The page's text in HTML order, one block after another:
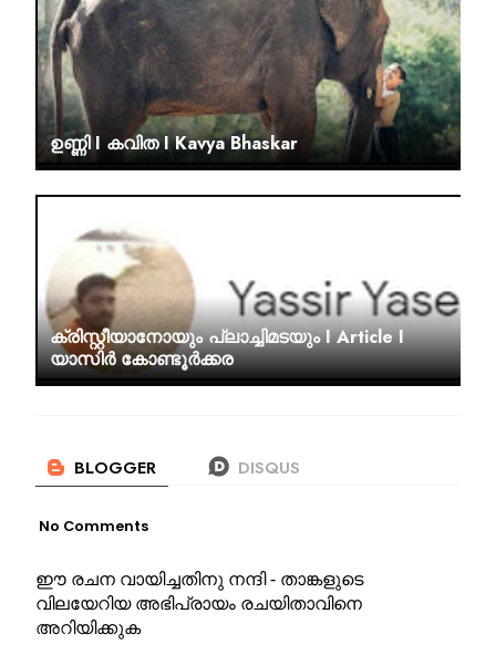
ഉണ്ണി I കവിത I Kavya Bhaskar
ക്രിസ്റ്റീയാനോയും പ്ലാച്ചിമടയും I Article I
യാസിർ കോണ്ടൂർക്കര
No Comments
ഈ രചന വായിച്ചതിനു നന്ദി - താങ്കളുടെ
വിലയേറിയ അഭിപ്രായം രചയിതാവിനെ
അറിയിക്കുക